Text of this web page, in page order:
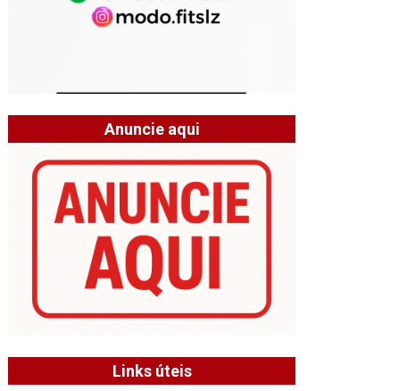
Anuncie aqui
Links úteis